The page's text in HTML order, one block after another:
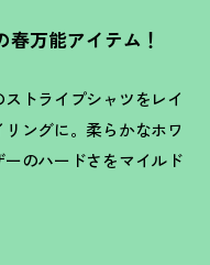
春万能アイテム ！
ストライプシャツをレイ
ングに。柔らかなホワ
のハードさをマイルド